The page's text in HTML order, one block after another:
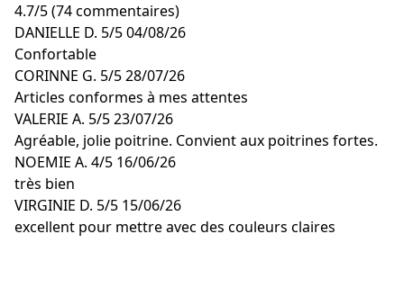
4.7/5(74 commentaires)
DANIELLE D. 5/504/08/26
Confortable
CORINNE G. 5/528/07/26
Articles conformes à mes attentes
VALERIE A. 5/523/07/26
Agréable, jolie poitrine. Convient aux poitrines fortes.
NOEMIE A. 4/5 16/06/26
très bien
VIRGINIE D. 5/5 15/06/26
excellent pour mettre avec des couleurs claires